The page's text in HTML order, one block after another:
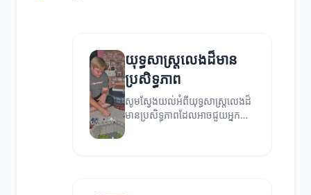
យុទ្ធសាស្ត្រលេងដ៏មាន
ប្រសិទ្ធភាព
សូមស្វែងយល់អំពីយុទ្ធសាស្ត្រលេងដ៏
មានប្រសិទ្ធភាពដែលអាចជួយអ្នក